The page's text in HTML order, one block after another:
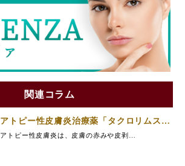
関連コラム
アトピー性皮膚炎治療薬「タクロリムス」
とは？
アトピー性皮膚炎は、皮膚の赤みや皮剥…